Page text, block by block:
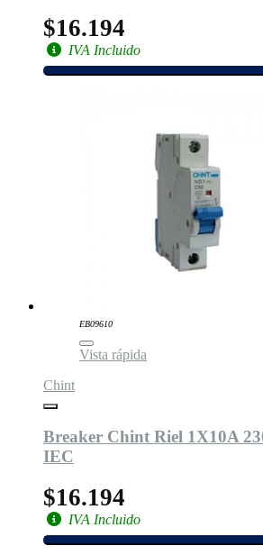
$16.194
IVA Incluido
EB09610
Vista rápida
Chint
Breaker Chint Riel 1X10A
IEC
$16.194
IVA Incluido